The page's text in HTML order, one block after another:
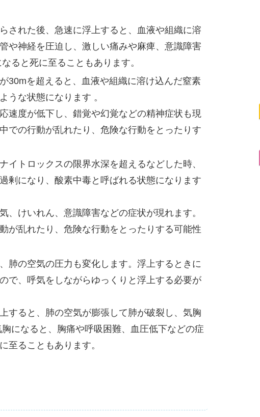
された後、急速に浮上すると、血液や組織に溶
や神経を圧迫し、激しい痛みや麻痺、意識障害
ると死に至ることもあります。
30mを超えると、血液や組織に溶け込んだ窒素
うな状態になります 。
速度が低下し、錯覚や幻覚などの精神症状も現
での行動が乱れたり、危険な行動をとったりす
イトロックスの限界水深を超えるなどした時、
剰になり、酸素中毒と呼ばれる状態になります
、けいれん、意識障害などの症状が現れます。
が乱れたり、危険な行動をとったりする可能性
肺の空気の圧力も変化します。浮上するときに
で、呼気をしながらゆっくりと浮上する必要が
すると、肺の空気が膨張して肺が破裂し、気胸
になると、胸痛や呼吸困難、血圧低下などの症
至ることもあります。